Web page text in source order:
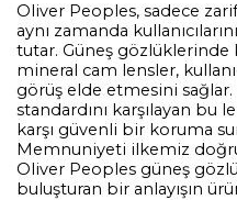
Oliver Peoples, sadece
aynı zamanda
tutar. Güneş gözlüklerinde
mineral cam lensler,
görüş elde etmesini
standardını karşılayan bu
karşı güvenli bir koruma
Memnuniyeti ilkemiz
Oliver Peoples güneş
buluşturan bir anlayışın